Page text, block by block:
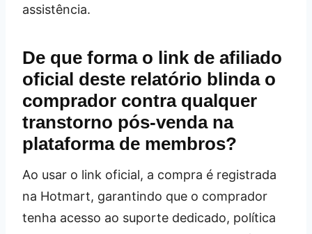
assistência.
De que forma o link de afiliado
oficial deste relatório blinda o
comprador contra qualquer
transtorno pós‑venda na
plataforma de membros?
Ao usar o link oficial, a compra é registrada
na Hotmart, garantindo que o comprador
tenha acesso ao suporte dedicado, política